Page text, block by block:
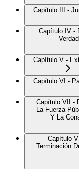
Capítulo III -
Capítulo IV -
Capítulo V -
Capítulo VI -
Capítulo VII -
La Fuerza
Y La
Capítulo
Terminación